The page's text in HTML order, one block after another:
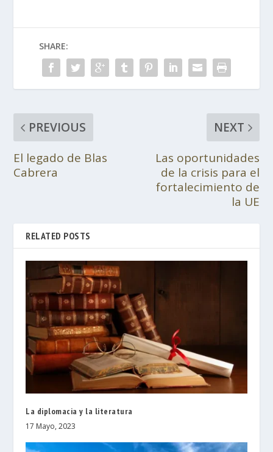
SHARE:
PREVIOUS
El legado de Blas
Cabrera
NEXT
Las oportunidades
de la crisis para el
fortalecimiento de
la UE
RELATED POSTS
La diplomacia y la literatura
17 Mayo, 2023